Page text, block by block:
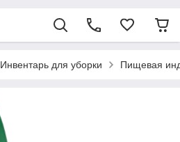
Инвентарь для уборки Пищевая